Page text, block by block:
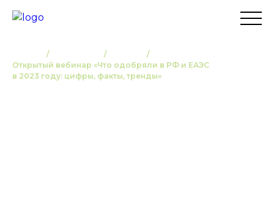
Открытый вебинар «Что одобряли в РФ и ЕАЭС
в 2023 году: цифры, факты, тренды»